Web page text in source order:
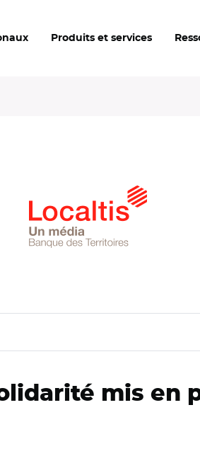
Produits et services
mis en